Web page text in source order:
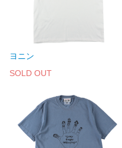
ヨニン
SOLD OUT